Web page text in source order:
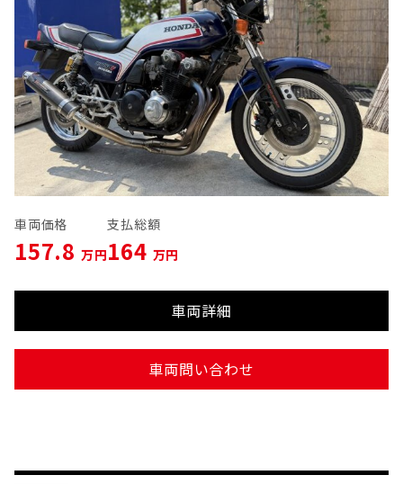
車両価格
157.8 万円
支払総額
164 万円
車両詳細
車両問い合わせ